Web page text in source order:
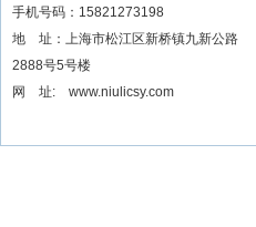
手机号码：15821273198
地 址：上海市松江区新桥镇九新公路
2888号5号楼
网 址: www.niulicsy.com